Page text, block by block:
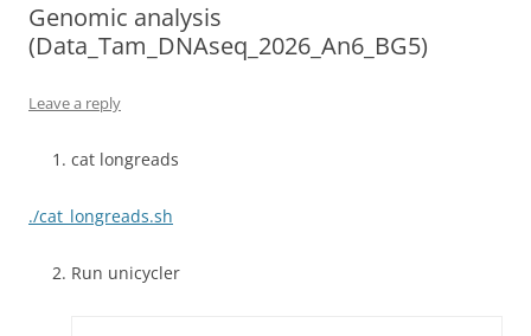
Genomic analysis
(Data_Tam_DNAseq_2026_An6_BG5)
Leave a reply
cat longreads
./cat_longreads.sh
Run unicycler